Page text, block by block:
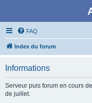
FAQ
Index du forum
Informations
Serveur puis forum en cours
de juillet.